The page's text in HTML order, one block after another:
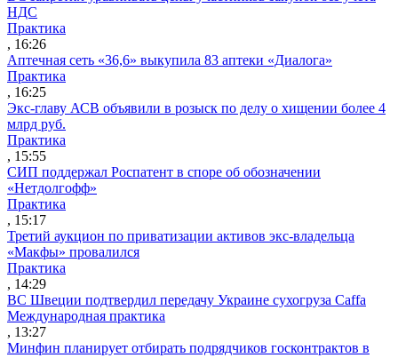
НДС
Практика
, 16:26
Аптечная сеть «36,6» выкупила 83 аптеки «Диалога»
Практика
, 16:25
Экс-главу АСВ объявили в розыск по делу о хищении более 4
млрд руб.
Практика
, 15:55
СИП поддержал Роспатент в споре об обозначении
«Нетдолгофф»
Практика
, 15:17
Третий аукцион по приватизации активов экс-владельца
«Макфы» провалился
Практика
, 14:29
ВС Швеции подтвердил передачу Украине сухогруза Caffa
Международная практика
, 13:27
Минфин планирует отбирать подрядчиков госконтрактов в